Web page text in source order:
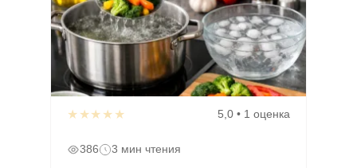
★★★★★ 5,0 • 1 оценка
386 3 мин чтения